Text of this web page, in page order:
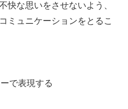
快な思いをさせないよう、
ミュニケーションをとるこ
で表現する